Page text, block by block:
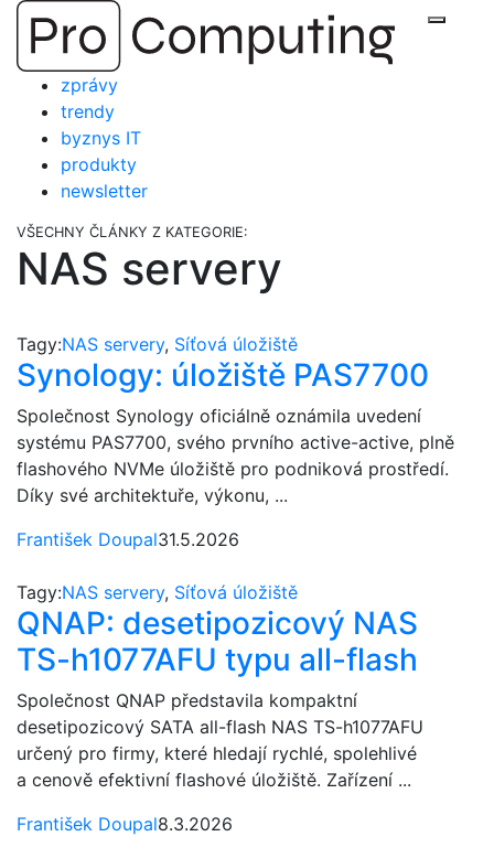
Přejít
obsah
zprávy
trendy
byznys IT
produkty
newsletter
VŠECHNY ČLÁNKY Z KATEGORIE:
NAS servery
Tagy:NAS servery, Síťová úložiště
Synology: úložiště PAS7700
Společnost Synology oficiálně oznámila uvedení
systému PAS7700, svého prvního active-active, plně
flashového NVMe úložiště pro podniková prostředí.
Díky své architektuře, výkonu, ...
František Doupal31.5.2026
Tagy:NAS servery, Síťová úložiště
QNAP: desetipozicový NAS
TS-h1077AFU typu all-flash
Společnost QNAP představila kompaktní
desetipozicový SATA all-flash NAS TS-h1077AFU
určený pro firmy, které hledají rychlé, spolehlivé
a cenově efektivní flashové úložiště. Zařízení ...
František Doupal8.3.2026